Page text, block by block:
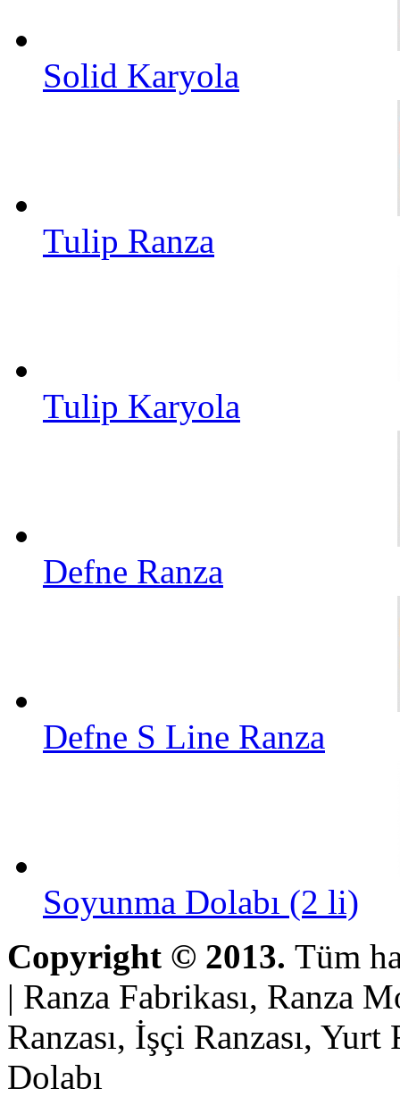
Solid Karyola
Tulip Ranza
Tulip Karyola
Defne Ranza
Defne S Line Ranza
Soyunma Dolabı (2 li)
Copyright © 2013. Tüm
| Ranza Fabrikası, Ranza
Ranzası, İşçi Ranzası,
Dolabı